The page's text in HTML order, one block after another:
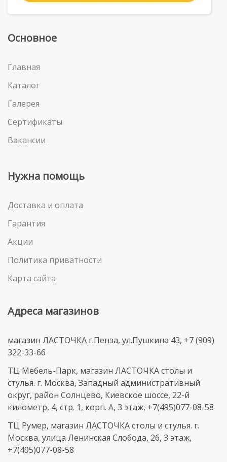
Основное
Главная
Каталог
Галерея
Сертификаты
Вакансии
Нужна помощь
Доставка и оплата
Гарантия
Акции
Политика приватности
Карта сайта
Адреса магазинов
магазин ЛАСТОЧКА г.Пенза, ул.Пушкина 43, +7 (909)
322-33-66
ТЦ Мебель-Парк, магазин ЛАСТОЧКА столы и
стулья. г. Москва, Западный административный
округ, район Солнцево, Киевское шоссе, 22-й
километр, 4, стр. 1, корп. А, 3 этаж, +7(495)077-08-58
ТЦ Румер, магазин ЛАСТОЧКА столы и стулья. г.
Москва, улица Ленинская Слобода, 26, 3 этаж,
+7(495)077-08-58